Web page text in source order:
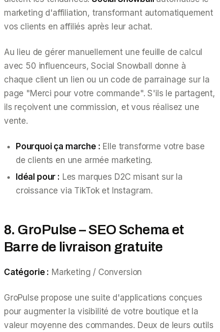
marketing d'affiliation, transformant automatiquement
vos clients en affiliés après leur achat.
Au lieu de gérer manuellement une feuille de calcul
avec 50 influenceurs, Social Snowball donne à
chaque client un lien ou un code de parrainage sur la
page "Merci pour votre commande". S'ils le partagent,
ils reçoivent une commission, et vous réalisez une
vente.
Pourquoi ça marche : Elle transforme votre base
de clients en une armée marketing.
Idéal pour : Les marques D2C misant sur la
croissance via TikTok et Instagram.
8. GroPulse – SEO Schema et
Barre de livraison gratuite
Catégorie : Marketing / Conversion
GroPulse propose une suite d'applications conçues
pour augmenter la visibilité de votre boutique et la
valeur moyenne des commandes. Deux de leurs outils